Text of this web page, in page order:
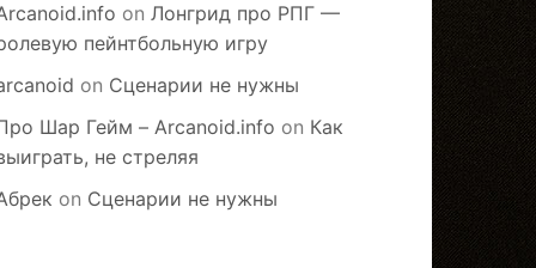
on Лонгрид про РПГ —
пейнтбольную игру
on Сценарии не нужны
Шар Гейм – Arcanoid.info on Как
не стреляя
on Сценарии не нужны